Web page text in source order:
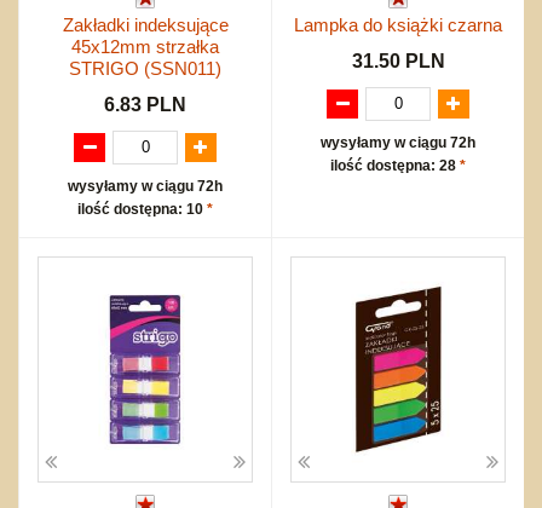
Zakładki indeksujące
45x12mm strzałka
STRIGO (SSN011)
6.83 PLN
wysyłamy w ciągu 72h
ilość dostępna: 10 *
Lampka do książki czarna
31.50 PLN
wysyłamy w ciągu 72h
ilość dostępna: 28 *